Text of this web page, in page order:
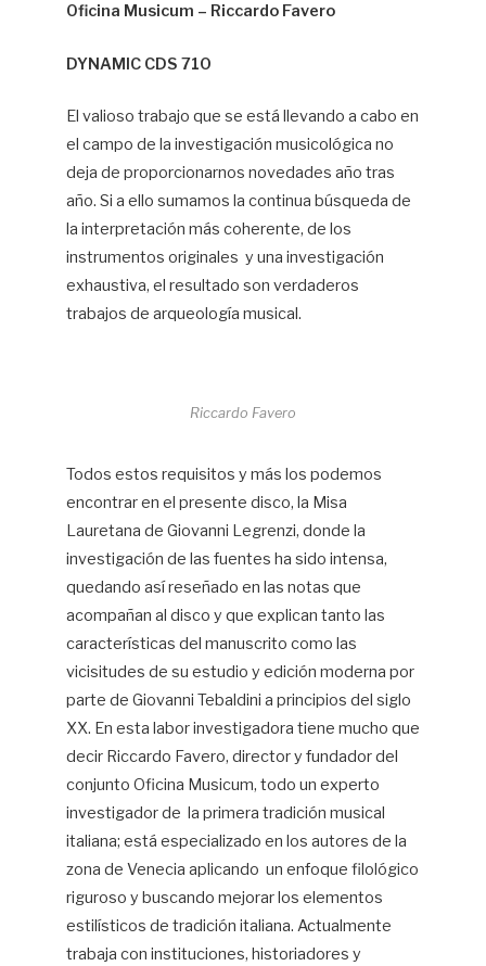
Oficina Musicum – Riccardo Favero
DYNAMIC CDS 710
El valioso trabajo que se está llevando a cabo en
el campo de la investigación musicológica no
deja de proporcionarnos novedades año tras
año. Si a ello sumamos la continua búsqueda de
la interpretación más coherente, de los
instrumentos originales y una investigación
exhaustiva, el resultado son verdaderos
trabajos de arqueología musical.
Riccardo Favero
Todos estos requisitos y más los podemos
encontrar en el presente disco, la Misa
Lauretana de Giovanni Legrenzi, donde la
investigación de las fuentes ha sido intensa,
quedando así reseñado en las notas que
acompañan al disco y que explican tanto las
características del manuscrito como las
vicisitudes de su estudio y edición moderna por
parte de Giovanni Tebaldini a principios del siglo
XX. En esta labor investigadora tiene mucho que
decir Riccardo Favero, director y fundador del
conjunto Oficina Musicum, todo un experto
investigador de la primera tradición musical
italiana; está especializado en los autores de la
zona de Venecia aplicando un enfoque filológico
riguroso y buscando mejorar los elementos
estilísticos de tradición italiana. Actualmente
trabaja con instituciones, historiadores y